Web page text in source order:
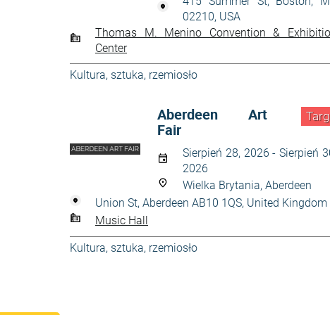
02210, USA
Thomas M. Menino Convention &
Center
Kultura, sztuka, rzemiosło
Aberdeen Art
Fair
Sierpień 28, 2026 - Sierpień
2026
Wielka Brytania, Aberdeen
Union St, Aberdeen AB10 1QS, United Kingdom
Music Hall
Kultura, sztuka, rzemiosło